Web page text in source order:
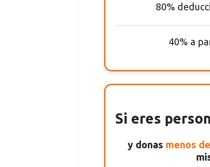
80%
40% a
Si eres
y donas menos